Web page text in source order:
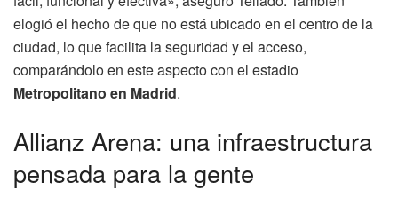
elogió el hecho de que no está ubicado en el centro de la
ciudad, lo que facilita la seguridad y el acceso,
comparándolo en este aspecto con el estadio
Metropolitano en Madrid.
Allianz Arena: una infraestructura
pensada para la gente